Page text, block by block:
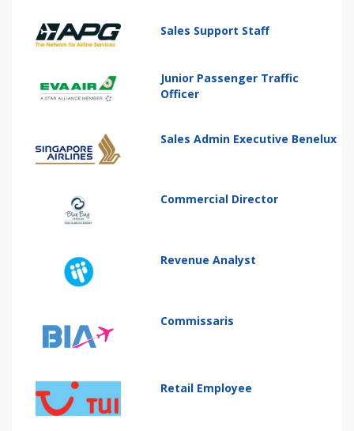
Sales Support Staff
Junior Passenger Traffic
Officer
Sales Admin Executive Benelux
Commercial Director
Revenue Analyst
Commissaris
Retail Employee